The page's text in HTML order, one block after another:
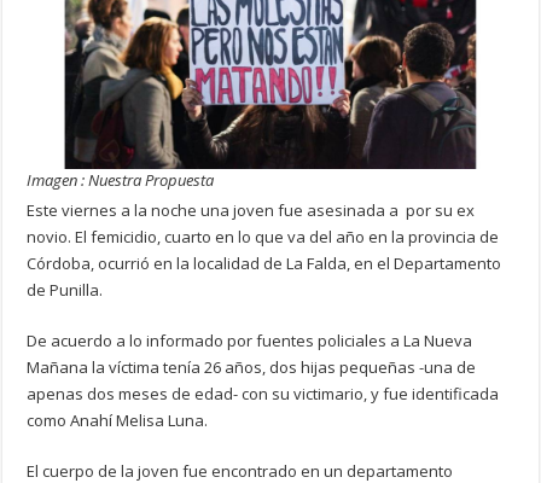
Imagen : Nuestra Propuesta
Este viernes a la noche una joven fue asesinada a por su ex
novio. El femicidio, cuarto en lo que va del año en la provincia de
Córdoba, ocurrió en la localidad de La Falda, en el Departamento
de Punilla.
De acuerdo a lo informado por fuentes policiales a La Nueva
Mañana la víctima tenía 26 años, dos hijas pequeñas -una de
apenas dos meses de edad- con su victimario, y fue identificada
como Anahí Melisa Luna.
El cuerpo de la joven fue encontrado en un departamento